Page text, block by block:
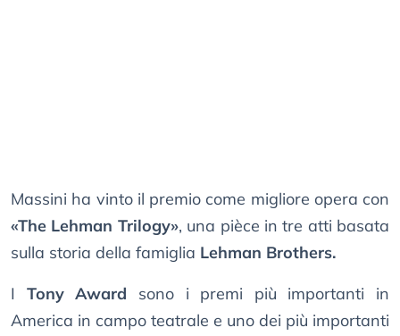
Massini ha vinto il premio come migliore opera con
«The Lehman Trilogy», una pièce in tre atti basata
sulla storia della famiglia Lehman Brothers.
I Tony Award sono i premi più importanti in
America in campo teatrale e uno dei più importanti